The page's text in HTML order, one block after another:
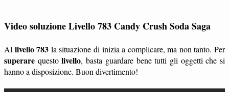
Video soluzione Livello 783 Candy Crush Soda Saga
Al livello 783 la situazione di inizia a complicare, ma non tanto. Per
superare questolivello, basta guardare bene tutti gli oggetti che si
hanno a disposizione. Buon divertimento!